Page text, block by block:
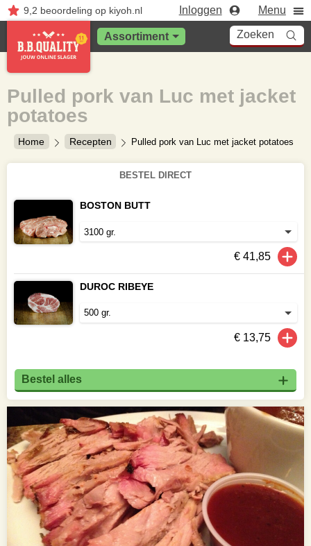
9,2 beoordelingop kiyoh.nl Inloggen Menu
Assortiment Zoeken
Home Recepten Pulled pork van Luc met jacket potatoes
Pulled pork van Luc met jacket
potatoes
BESTEL DIRECT
BOSTON BUTT
€ 41,85
DUROC RIBEYE
€ 13,75
Bestel alles